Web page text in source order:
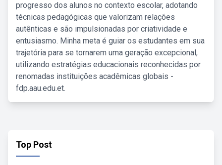
progresso dos alunos no contexto escolar, adotando
técnicas pedagógicas que valorizam relações
autênticas e são impulsionadas por criatividade e
entusiasmo. Minha meta é guiar os estudantes em sua
trajetória para se tornarem uma geração excepcional,
utilizando estratégias educacionais reconhecidas por
renomadas instituições acadêmicas globais -
fdp.aau.edu.et.
Top Post